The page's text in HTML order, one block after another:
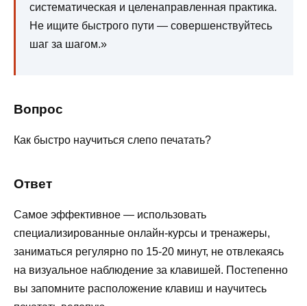
систематическая и целенаправленная практика.
Не ищите быстрого пути — совершенствуйтесь
шаг за шагом.»
Вопрос
Как быстро научиться слепо печатать?
Ответ
Самое эффективное — использовать
специализированные онлайн-курсы и тренажеры,
заниматься регулярно по 15-20 минут, не отвлекаясь
на визуальное наблюдение за клавишей. Постепенно
вы запомните расположение клавиш и научитесь